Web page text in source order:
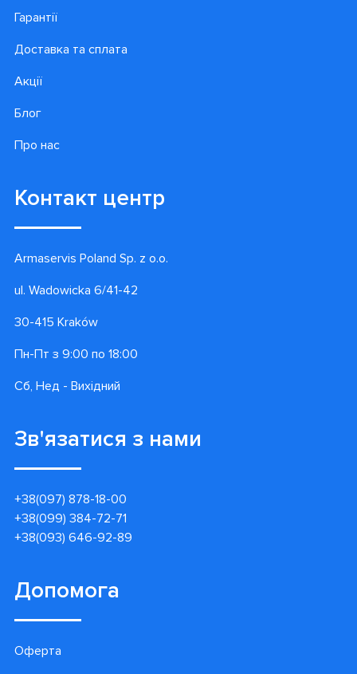
Гарантії
Доставка та сплата
Акції
Блог
Про нас
Контакт центр
Armaservis Poland Sp. z o.o.
ul. Wadowicka 6/41-42
30-415 Kraków
Пн-Пт з 9:00 по 18:00
Сб, Нед - Вихідний
Зв'язатися з нами
+38(097) 878-18-00
+38(099) 384-72-71
+38(093) 646-92-89
Допомога
Оферта